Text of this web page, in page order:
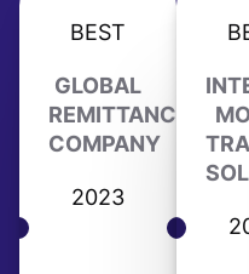
BEST
GLOBAL
REMITTANCE
COMPANY
2023